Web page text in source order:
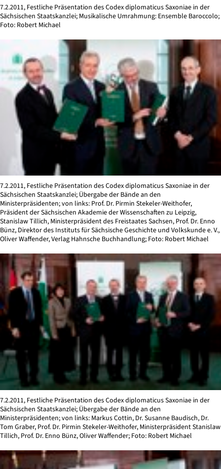
7.2.2011, Festliche Präsentation des Codex diplomaticus Saxoniae in der
Sächsischen Staatskanzlei; Musikalische Umrahmung: Ensemble Baroccolo;
Foto: Robert Michael
7.2.2011, Festliche Präsentation des Codex diplomaticus Saxoniae in der
Sächsischen Staatskanzlei; Übergabe der Bände an den
Ministerpräsidenten; von links: Prof. Dr. Pirmin Stekeler-Weithofer,
Präsident der Sächsischen Akademie der Wissenschaften zu Leipzig,
Stanislaw Tillich, Ministerpräsident des Freistaates Sachsen, Prof. Dr. Enno
Bünz, Direktor des Instituts für Sächsische Geschichte und Volkskunde e. V.,
Oliver Waffender, Verlag Hahnsche Buchhandlung; Foto: Robert Michael
7.2.2011, Festliche Präsentation des Codex diplomaticus Saxoniae in der
Sächsischen Staatskanzlei; Übergabe der Bände an den
Ministerpräsidenten; von links: Markus Cottin, Dr. Susanne Baudisch, Dr.
Tom Graber, Prof. Dr. Pirmin Stekeler-Weithofer, Ministerpräsident Stanislaw
Tillich, Prof. Dr. Enno Bünz, Oliver Waffender; Foto: Robert Michael